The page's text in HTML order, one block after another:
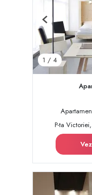
1 / 4
Previous
P-ta